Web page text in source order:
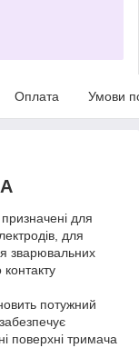
Оплата Умови
для
для
зварювальних
потужний
поверхні тримача